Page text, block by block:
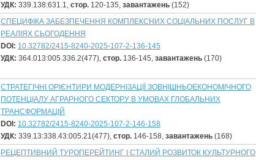
УДК: 339.138:631.1, стор.120-135, завантажень(152)
СПЕЦИФІКА ЗАБЕЗПЕЧЕННЯ КОМПЛЕКСНИХ СОЦІАЛЬНИХ ПОСЛУГ В
РЕАЛІЯХ СЬОГОДЕННЯ
DOI: 10.32782/2415-8240-2025-107-2-136-145
УДК: 364.013:005.336.2(477), стор.136-145, завантажень(170)
СТРАТЕГІЧНІ ОРІЄНТИРИ МОДЕРНІЗАЦІЇ ЗОВНІШНЬОЕКОНОМІЧНОГО
ПОТЕНЦІАЛУ АГРАРНОГО СЕКТОРУ В УМОВАХ ГЛОБАЛЬНИХ
ТРАНСФОРМАЦІЙ
DOI: 10.32782/2415-8240-2025-107-2-146-158
УДК: 339.13:338.43:005.21(477), стор.146-158, завантажень(168)
РЕЦЕПТИВНИЙ ТУРОПЕРЕЙТИНГ І СТАЛИЙ РОЗВИТОК КУЛЬТУРНОГО